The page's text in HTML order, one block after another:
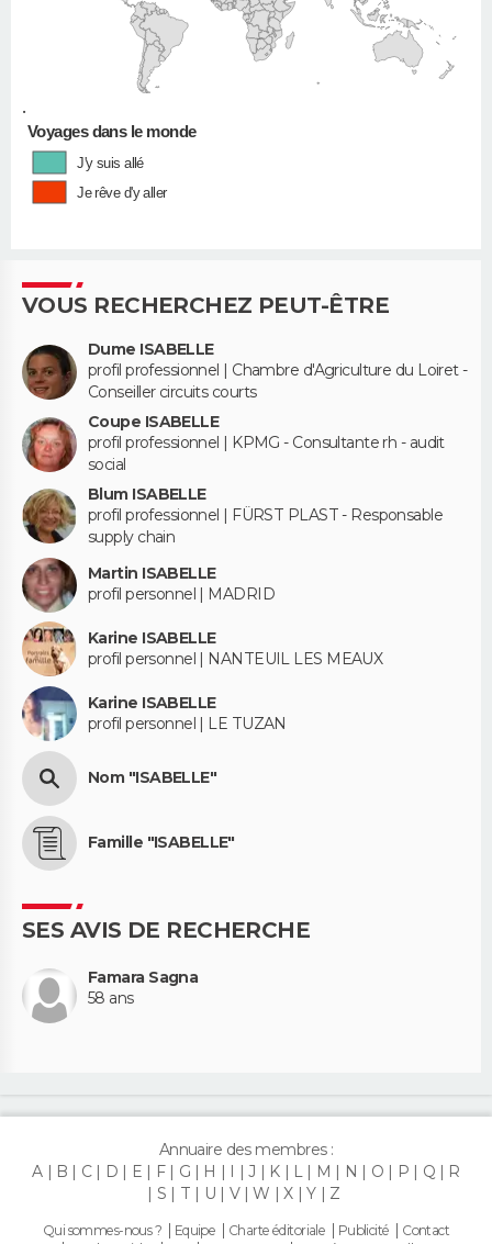
•
Voyages dans le monde
J'y suis allé
Je rêve d'y aller
VOUS RECHERCHEZ PEUT-ÊTRE
Dume ISABELLE
profil professionnel | Chambre d'Agriculture du Loiret -
Conseiller circuits courts
Coupe ISABELLE
profil professionnel | KPMG - Consultante rh - audit
social
Blum ISABELLE
profil professionnel | FÜRST PLAST - Responsable
supply chain
Martin ISABELLE
profil personnel | MADRID
Karine ISABELLE
profil personnel | NANTEUIL LES MEAUX
Karine ISABELLE
profil personnel | LE TUZAN
Nom "ISABELLE"
Famille "ISABELLE"
SES AVIS DE RECHERCHE
Famara Sagna
58 ans
Annuaire des membres :
A
B C D E F G H I J K L M N O P Q
R
S
T U V W X Y Z
Qui sommes-nous ? Equipe Charte éditoriale Publicité
Contact